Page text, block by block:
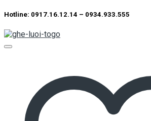
Hotline: 0917.16.12.14 – 0934.933.555